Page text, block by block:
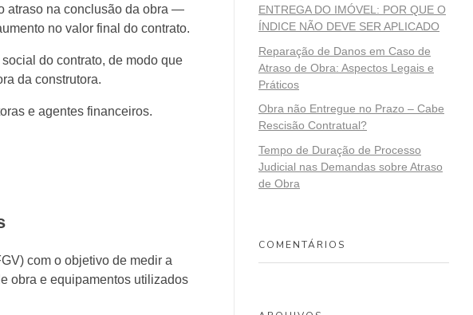
atraso na conclusão da obra —
no valor final do contrato.
do contrato, de modo que
da construtora.
e agentes financeiros.
com o objetivo de medir a
obra e equipamentos utilizados
ENTREGA DO IMÓVEL: POR QUE O
ÍNDICE NÃO DEVE SER APLICADO
Reparação de Danos em Caso de
Atraso de Obra: Aspectos Legais e
Práticos
Obra não Entregue no Prazo – Cabe
Rescisão Contratual?
Tempo de Duração de Processo
Judicial nas Demandas sobre Atraso
de Obra
COMENTÁRIOS